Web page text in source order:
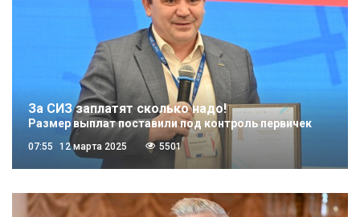
За СИЗ заплатят сколько надо!
Размер выплат поставили под контроль первичек
07:55 12 марта 2025 5501